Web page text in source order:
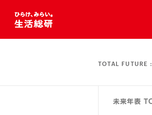
TOTAL FUTURE :